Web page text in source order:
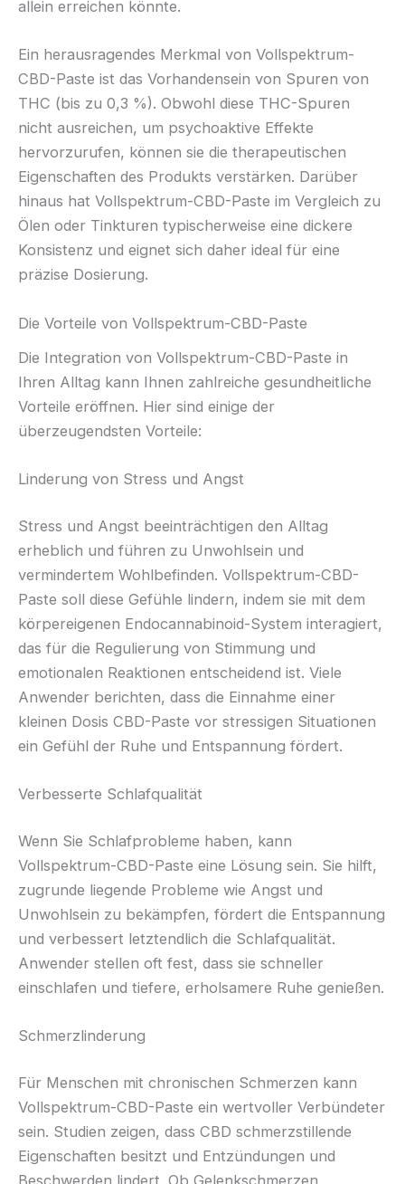
allein erreichen könnte.
Ein herausragendes Merkmal von Vollspektrum-
CBD-Paste ist das Vorhandensein von Spuren von
THC (bis zu 0,3 %). Obwohl diese THC-Spuren
nicht ausreichen, um psychoaktive Effekte
hervorzurufen, können sie die therapeutischen
Eigenschaften des Produkts verstärken. Darüber
hinaus hat Vollspektrum-CBD-Paste im Vergleich zu
Ölen oder Tinkturen typischerweise eine dickere
Konsistenz und eignet sich daher ideal für eine
präzise Dosierung.
Die Vorteile von Vollspektrum-CBD-Paste
Die Integration von Vollspektrum-CBD-Paste in
Ihren Alltag kann Ihnen zahlreiche gesundheitliche
Vorteile eröffnen. Hier sind einige der
überzeugendsten Vorteile:
Linderung von Stress und Angst
Stress und Angst beeinträchtigen den Alltag
erheblich und führen zu Unwohlsein und
vermindertem Wohlbefinden. Vollspektrum-CBD-
Paste soll diese Gefühle lindern, indem sie mit dem
körpereigenen Endocannabinoid-System interagiert,
das für die Regulierung von Stimmung und
emotionalen Reaktionen entscheidend ist. Viele
Anwender berichten, dass die Einnahme einer
kleinen Dosis CBD-Paste vor stressigen Situationen
ein Gefühl der Ruhe und Entspannung fördert.
Verbesserte Schlafqualität
Wenn Sie Schlafprobleme haben, kann
Vollspektrum-CBD-Paste eine Lösung sein. Sie hilft,
zugrunde liegende Probleme wie Angst und
Unwohlsein zu bekämpfen, fördert die Entspannung
und verbessert letztendlich die Schlafqualität.
Anwender stellen oft fest, dass sie schneller
einschlafen und tiefere, erholsamere Ruhe genießen.
Schmerzlinderung
Für Menschen mit chronischen Schmerzen kann
Vollspektrum-CBD-Paste ein wertvoller Verbündeter
sein. Studien zeigen, dass CBD schmerzstillende
Eigenschaften besitzt und Entzündungen und
Beschwerden lindert. Ob Gelenkschmerzen,